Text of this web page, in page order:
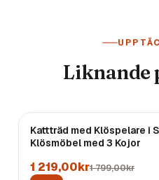
Liknande
REA
Kattträd med Klöspelare i
Klösmöbel med 3 Kojor
1 219,00kr1 799,00kr